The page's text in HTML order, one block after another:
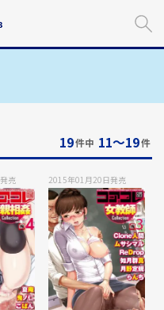
19件中 11〜19件
発売 2015年01月20日発売